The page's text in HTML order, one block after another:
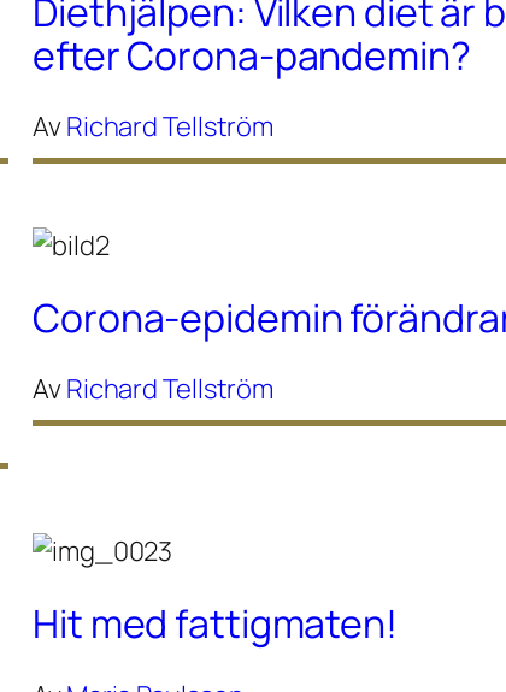
Diethjälpen: Vilken diet är
efter Corona-pandemin?
AvRichard Tellström
Corona-epidemin
AvRichard Tellström
Hit med fattigmaten!